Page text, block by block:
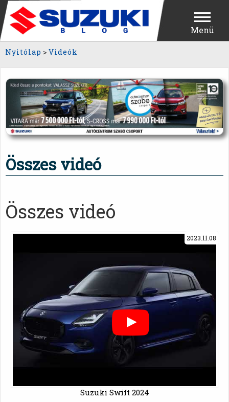
Menü
Nyitólap > Videók
Összes videó
Összes videó
Suzuki Swift 2024
2023.11.08